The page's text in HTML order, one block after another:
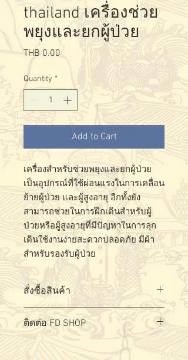
thailand เครื่องช่วย
พยุงและยกผู้ป่วย
THB 0.00
Quantity *
Add to Cart
เครื่องสำหรับช่วยพยุงและยกผู้ป่วย
เป็นอุปกรณ์ที่ใช้ผ่อนแรงในการเคลื่อน
ย้ายผู้ป่วย และผู้สูงอายุ อีกทั้งยัง
สามารถช่วยในการฝึกเดินสำหรับผู้
ป่วยหรือผู้สูงอายุที่มีปัญหาในการลุก
เดินใช้งานง่ายสะดวกปลอดภัย มีผ้า
สำหรับรองรับผู้ป่วย
สั่งซื้อสินค้า
สั่งซื้อ - สอบถามผลิตภัณฑ์ได้ที่
ติดต่อ FD SHOP